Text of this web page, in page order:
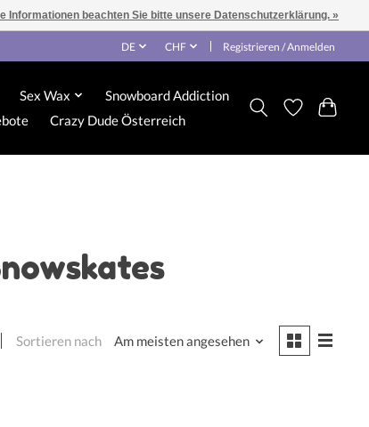
DE CHF Registrieren / Anmelden
Sex Wax
Snowboard Addiction
Crazy Dude Österreich
Sortieren nach Am meisten angesehen
Informationen beachten Sie bitte unsere Datenschutzerklärung. »